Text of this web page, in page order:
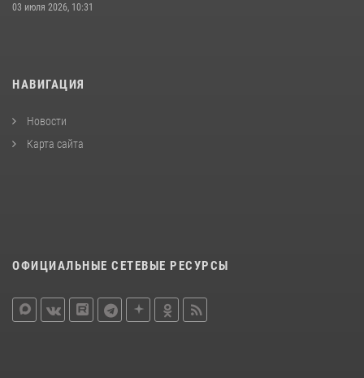
03 июля 2026, 10:31
НАВИГАЦИЯ
Новости
Карта сайта
ОФИЦИАЛЬНЫЕ СЕТЕВЫЕ РЕСУРСЫ